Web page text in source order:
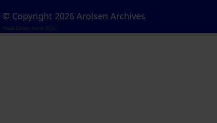
© Copyright 2026 Arolsen Archives
Visual Library Server 2026